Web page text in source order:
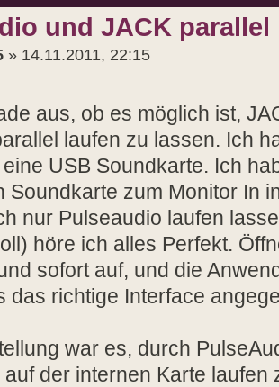
und JACK parallel
» 14.11.2011, 22:15
aus, ob es möglich ist,
laufen zu lassen. Ich
USB Soundkarte. Ich
Soundkarte zum Monitor In
nur Pulseaudio laufen
höre ich alles Perfekt.
sofort auf, und die
das richtige Interface
war es, durch
der internen Karte laufen